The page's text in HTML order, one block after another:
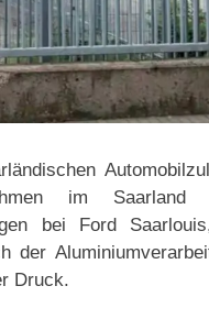
im Saarland
bei Ford
der
Druck.